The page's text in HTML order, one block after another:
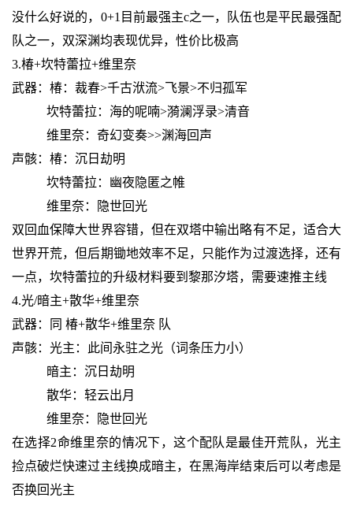
没什么好说的，0+1目前最强主c之一，队伍也是平民最强配
队之一，双深渊均表现优异，性价比极高
3.椿+坎特蕾拉+维里奈
武器：椿：裁春>千古洑流>飞景>不归孤军
坎特蕾拉：海的呢喃>漪澜浮录>清音
维里奈：奇幻变奏>>渊海回声
声骸：椿：沉日劫明
坎特蕾拉：幽夜隐匿之帷
维里奈：隐世回光
双回血保障大世界容错，但在双塔中输出略有不足，适合大
世界开荒，但后期锄地效率不足，只能作为过渡选择，还有
一点，坎特蕾拉的升级材料要到黎那汐塔，需要速推主线
4.光/暗主+散华+维里奈
武器：同 椿+散华+维里奈 队
声骸：光主：此间永驻之光（词条压力小）
暗主：沉日劫明
散华：轻云出月
维里奈：隐世回光
在选择2命维里奈的情况下，这个配队是最佳开荒队，光主
捡点破烂快速过主线换成暗主，在黑海岸结束后可以考虑是
否换回光主